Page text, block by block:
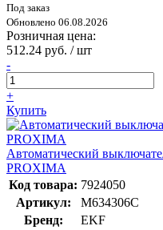
Под заказ
Обновлено 06.08.2026
Розничная цена:
512.24 руб. / шт
-
+
Купить
Автоматический
PROXIMA
Код товара: 7924050
Артикул:
M634306C
Бренд:
EKF